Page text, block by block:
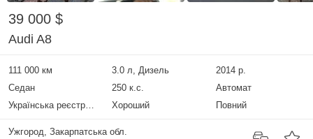
39 000 $
Audi A8
111 000 км 3.0 л, Дизель
2014 р.
Седан
250 к.с.
Автомат
Українська реєстрація
Хороший Повний
Ужгород, Закарпатська обл.